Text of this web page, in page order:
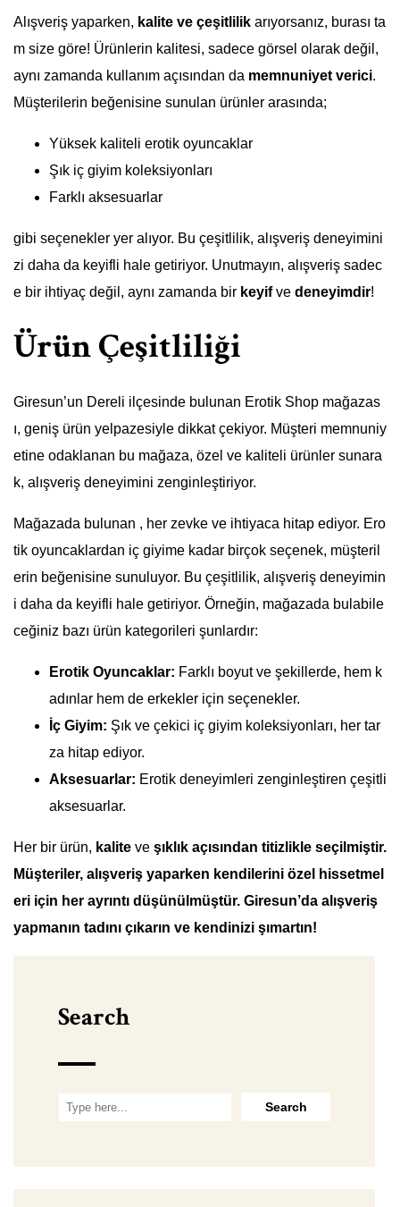
Alışveriş yaparken, kalite ve çeşitlilik arıyorsanız, burası ta
m size göre! Ürünlerin kalitesi, sadece görsel olarak değil,
aynı zamanda kullanım açısından da memnuniyet verici.
Müşterilerin beğenisine sunulan ürünler arasında;
Yüksek kaliteli erotik oyuncaklar
Şık iç giyim koleksiyonları
Farklı aksesuarlar
gibi seçenekler yer alıyor. Bu çeşitlilik, alışveriş deneyimini
zi daha da keyifli hale getiriyor. Unutmayın, alışveriş sadec
e bir ihtiyaç değil, aynı zamanda bir keyifve deneyimdir!
Ürün Çeşitliliği
Giresun’un Dereli ilçesinde bulunan Erotik Shop mağazas
ı, geniş ürün yelpazesiyle dikkat çekiyor. Müşteri memnuniy
etine odaklanan bu mağaza, özel ve kaliteli ürünler sunara
k, alışveriş deneyimini zenginleştiriyor.
Mağazada bulunan , her zevke ve ihtiyaca hitap ediyor. Ero
tik oyuncaklardan iç giyime kadar birçok seçenek, müşteril
erin beğenisine sunuluyor. Bu çeşitlilik, alışveriş deneyimin
i daha da keyifli hale getiriyor. Örneğin, mağazada bulabile
ceğiniz bazı ürün kategorileri şunlardır:
Erotik Oyuncaklar: Farklı boyut ve şekillerde, hem k
adınlar hem de erkekler için seçenekler.
İç Giyim: Şık ve çekici iç giyim koleksiyonları, her tar
za hitap ediyor.
Aksesuarlar: Erotik deneyimleri zenginleştiren çeşitli
aksesuarlar.
Her bir ürün, kalite ve şıklık açısından titizlikle seçilmiştir.
Müşteriler, alışveriş yaparken kendilerini özel hissetmel
eri için her ayrıntı düşünülmüştür. Giresun’da alışveriş
yapmanın tadını çıkarın ve kendinizi şımartın!
Search